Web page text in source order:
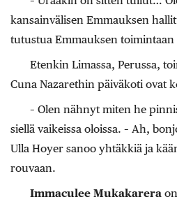
kansainvälisen Emmauksen
tutustua Emmauksen
Etenkin Limassa, Perussa,
Cuna Nazarethin päiväkoti ovat
– Olen nähnyt miten he
siellä vaikeissa oloissa. – Ah,
Ulla Hoyer sanoo yhtäkkiä ja
rouvaan.
Immaculee Mukakarera